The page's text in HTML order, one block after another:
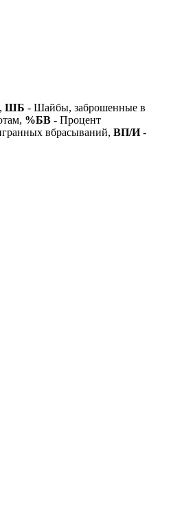
ШБ - Шайбы, заброшенные в
%БВ - Процент
вбрасываний, ВП/И-